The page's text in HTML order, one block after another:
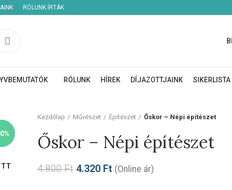
RÓLUNK ÍRTÁK
RÓLUNK HÍREK DÍJAZOTTJAINK SIKERLISTA
Kezdőlap Művészet Építészet Őskor – Népi építészet
Őskor – Népi építészet
4.800Ft 4.320 Ft (Online ár)